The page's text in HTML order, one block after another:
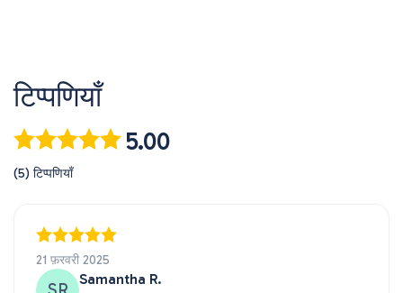
टिप्पणियाँ
5.00
(5) टिप्पणियाँ
21 फ़रवरी 2025
Samantha R.